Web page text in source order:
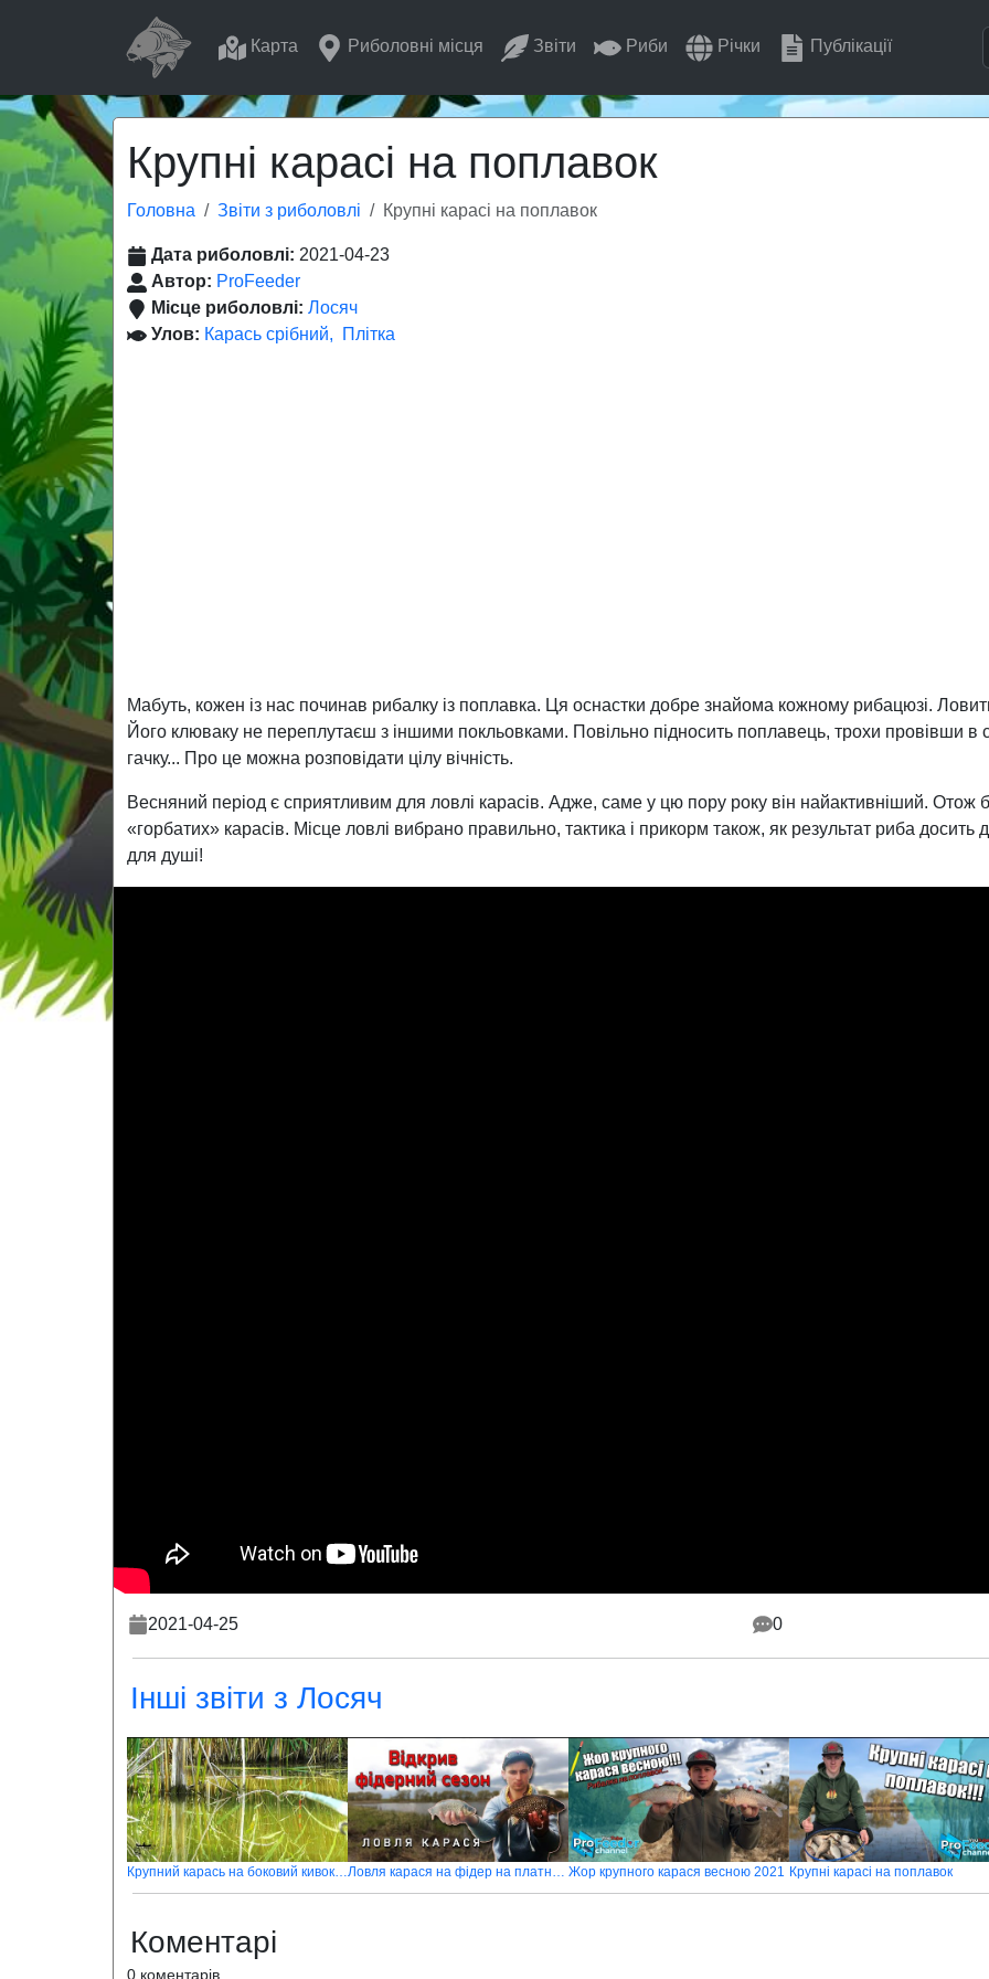
Карта Риболовні місця Звіти Риби Річки Публікації
Крупні карасі на поплавок
Головна Звіти з риболовлі Крупні карасі на поплавок
Дата риболовлі: 2021-04-23
Автор: ProFeeder
Місце риболовлі: Лосяч
Улов: Карась срібний Плітка
Мабуть, кожен із нас починав рибалку із поплавка. Ця оснастки добре знайома кожному рибацюзі.
Його клюваку не переплутаєш з іншими покльовками. Повільно підносить поплавець, трохи провівши в
гачку... Про це можна розповідати цілу вічність.
Весняний період є сприятливим для ловлі карасів. Адже, саме у цю пору року він найактивніший. Отож
«горбатих» карасів. Місце ловлі вибрано правильно, тактика і прикорм також, як результат риба
для душі!
2021-04-25 0
Інші звіти з Лосяч
Крупний карась на боковий кивок в жару Ловля карася на фідер на платнику 2020 Жор крупного карася весною 2021 Крупні карасі на поплавок
Коментарі
0 коментарів